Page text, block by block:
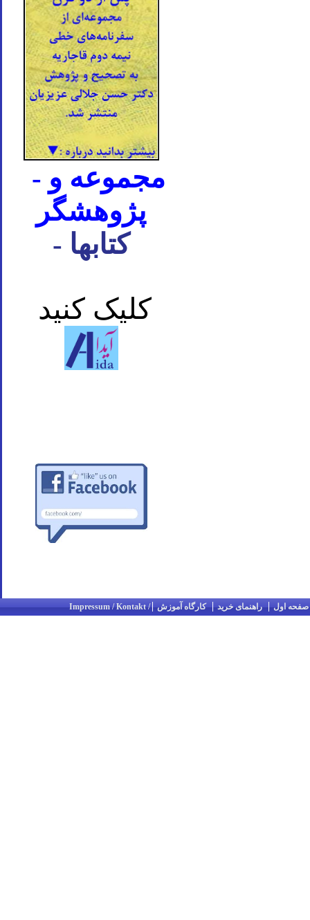
- مجموعه و
پژوهشگر
- کتابها
کلیک کنید
صفحه اول راهنمای خرید کارگاه آموزش